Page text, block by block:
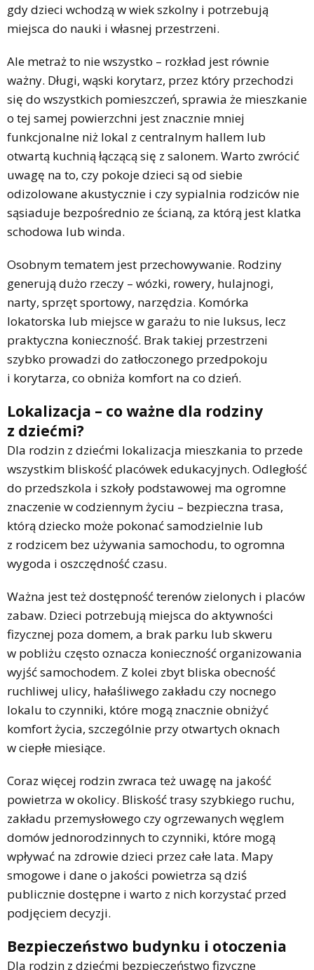
gdy dzieci wchodzą w wiek szkolny i potrzebują
miejsca do nauki i własnej przestrzeni.
Ale metraż to nie wszystko – rozkład jest równie
ważny. Długi, wąski korytarz, przez który przechodzi
się do wszystkich pomieszczeń, sprawia że mieszkanie
o tej samej powierzchni jest znacznie mniej
funkcjonalne niż lokal z centralnym hallem lub
otwartą kuchnią łączącą się z salonem. Warto zwrócić
uwagę na to, czy pokoje dzieci są od siebie
odizolowane akustycznie i czy sypialnia rodziców nie
sąsiaduje bezpośrednio ze ścianą, za którą jest klatka
schodowa lub winda.
Osobnym tematem jest przechowywanie. Rodziny
generują dużo rzeczy – wózki, rowery, hulajnogi,
narty, sprzęt sportowy, narzędzia. Komórka
lokatorska lub miejsce w garażu to nie luksus, lecz
praktyczna konieczność. Brak takiej przestrzeni
szybko prowadzi do zatłoczonego przedpokoju
i korytarza, co obniża komfort na co dzień.
Lokalizacja – co ważne dla rodziny
z dziećmi?
Dla rodzin z dziećmi lokalizacja mieszkania to przede
wszystkim bliskość placówek edukacyjnych. Odległość
do przedszkola i szkoły podstawowej ma ogromne
znaczenie w codziennym życiu – bezpieczna trasa,
którą dziecko może pokonać samodzielnie lub
z rodzicem bez używania samochodu, to ogromna
wygoda i oszczędność czasu.
Ważna jest też dostępność terenów zielonych i placów
zabaw. Dzieci potrzebują miejsca do aktywności
fizycznej poza domem, a brak parku lub skweru
w pobliżu często oznacza konieczność organizowania
wyjść samochodem. Z kolei zbyt bliska obecność
ruchliwej ulicy, hałaśliwego zakładu czy nocnego
lokalu to czynniki, które mogą znacznie obniżyć
komfort życia, szczególnie przy otwartych oknach
w ciepłe miesiące.
Coraz więcej rodzin zwraca też uwagę na jakość
powietrza w okolicy. Bliskość trasy szybkiego ruchu,
zakładu przemysłowego czy ogrzewanych węglem
domów jednorodzinnych to czynniki, które mogą
wpływać na zdrowie dzieci przez całe lata. Mapy
smogowe i dane o jakości powietrza są dziś
publicznie dostępne i warto z nich korzystać przed
podjęciem decyzji.
Bezpieczeństwo budynku i otoczenia
Dla rodzin z dziećmi bezpieczeństwo fizyczne